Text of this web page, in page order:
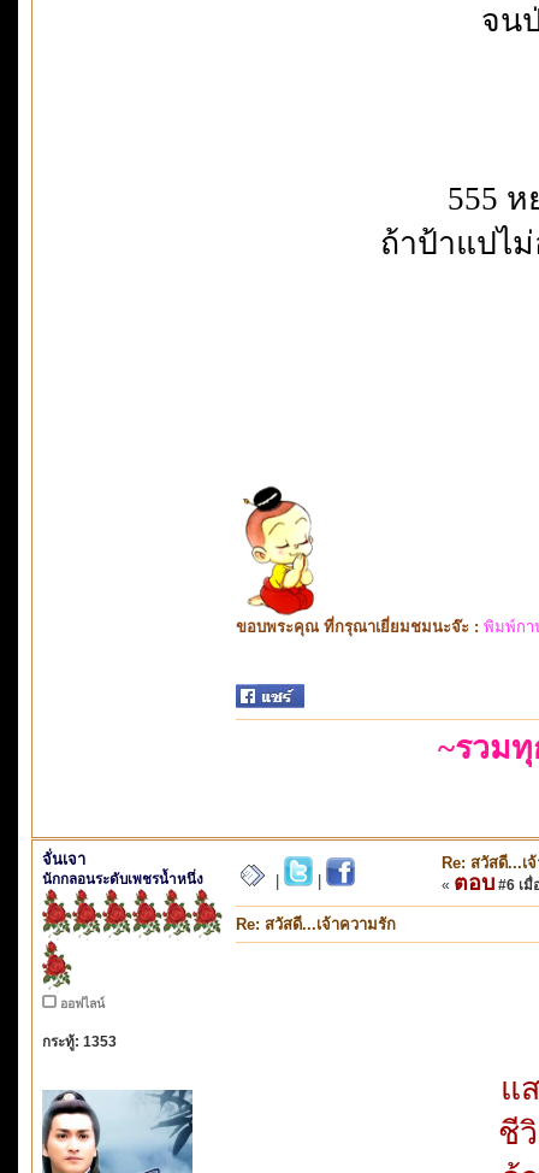
จน
555
ถ้าป้าแปไ
ขอบพระคุณ ที่กรุณาเยี่ยมชมนะจ๊ะ : พิมพ์กา
~รวม
จั่นเจา
นักกลอนระดับเพชรน้ำหนึ่ง
ออฟไลน์
กระทู้: 1353
Re: สวัสดี...เ
« ตอบ #6 เมื่
Re: สวัสดี...เจ้าความรัก
แ
ชี